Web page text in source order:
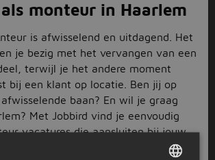
monteur in Haarlem
is afwisselend en uitdagend. Het
je bezig met het vervangen van een
terwijl je het andere moment
bij een klant op locatie. Ben jij op
baan? En wil je graag
Met Jobbird vind je eenvoudig
vacatures die aansluiten bij jouw
voorkeuren aan met behulp van